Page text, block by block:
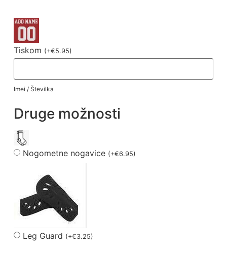
Tiskom (+€5.95)
Imei / Številka
Druge možnosti
Nogometne nogavice (+€6.95)
Leg Guard (+€3.25)